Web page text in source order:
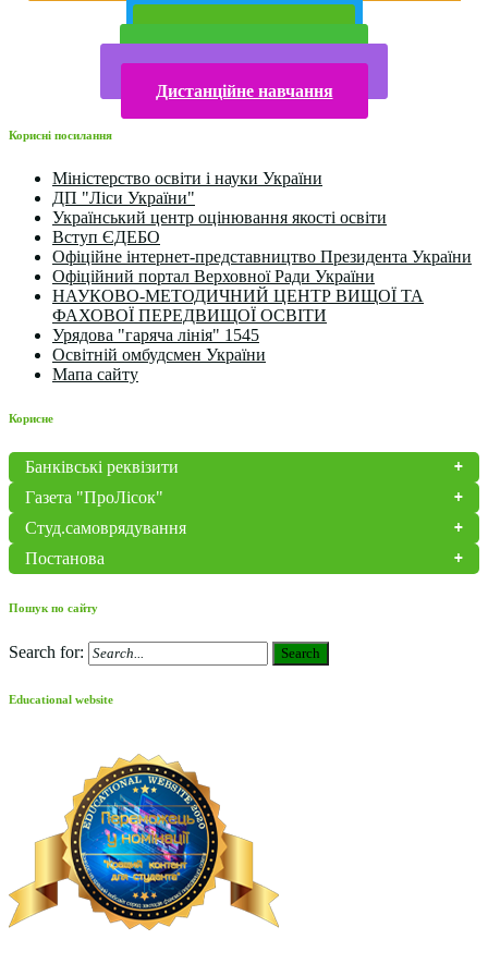
Дистанційне навчання
Корисні посилання
Міністерство освіти і науки України
ДП "Ліси України"
Український центр оцінювання якості освіти
Вступ ЄДЕБО
Офіційне інтернет-представництво Президента України
Офіційний портал Верховної Ради України
НАУКОВО-МЕТОДИЧНИЙ ЦЕНТР ВИЩОЇ ТА
ФАХОВОЇ ПЕРЕДВИЩОЇ ОСВІТИ
Урядова "гаряча лінія" 1545
Освітній омбудсмен України
Мапа сайту
Корисне
Банківські реквізити
Газета "ПроЛісок"
Студ.самоврядування
Постанова
Пошук по сайту
Search for: Search
Educational website